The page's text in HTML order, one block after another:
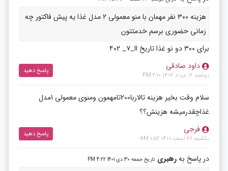
هزینه ۳۰۰ نفر مهمان با منو معمولی ۲ مدل غذا یه پیش فاکتور چه
زمانی حضوری برسم خدمتتون
برای ۳۰۰ دو نو غذا تاریخ اا_۷_ ۴۰۲
داود صادقی
دوشنبه 16 مرداد 1402 2:10 PM
پاسخ دهید
سلام وقت بخیر هزینه تالاربا200تامهمون ومنوی معمولی 1مدل
غذاچقدرمیشه هزینش؟؟
فرجی
یکشنبه 28 اسفند 1401 1:52 AM
پاسخ دهید
در پاسخ بهرهبری تاریخ جمعه 30 دی 1401 4:22 PM